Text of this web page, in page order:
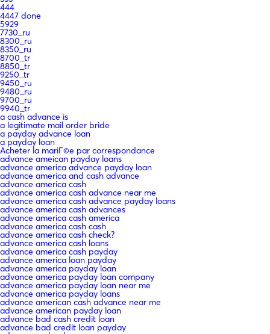
444
4447 done
5929
7730_ru
8300_ru
8350_ru
8700_tr
8850_tr
9250_tr
9450_ru
9480_ru
9700_ru
9940_tr
a cash advance is
a legitimate mail order bride
a payday advance loan
a payday loan
Acheter la mariГ©e par correspondance
advance ameican payday loans
advance america advance payday loan
advance america and cash advance
advance america cash
advance america cash advance near me
advance america cash advance payday loans
advance america cash advances
advance america cash america
advance america cash cash
advance america cash check?
advance america cash loans
advance america cash payday
advance america loan payday
advance america payday loan
advance america payday loan company
advance america payday loan near me
advance america payday loans
advance american cash advance near me
advance american payday loan
advance bad cash credit loan
advance bad credit loan payday